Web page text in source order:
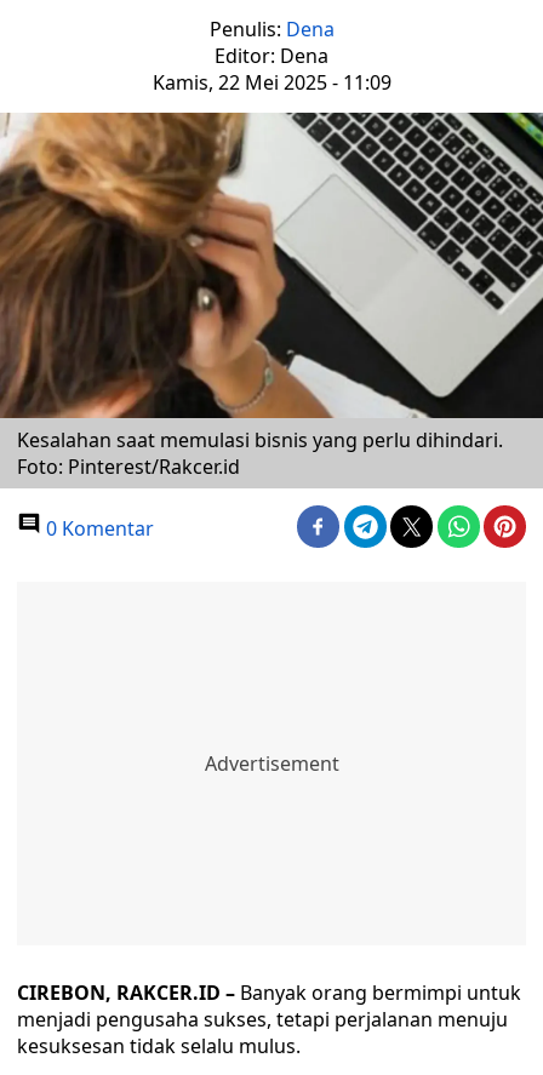
Penulis: Dena
Editor: Dena
Kamis, 22 Mei 2025 - 11:09
Kesalahan saat memulasi bisnis yang perlu dihindari.
Foto: Pinterest/Rakcer.id
0 Komentar
CIREBON, RAKCER.ID – Banyak orang bermimpi untuk
menjadi pengusaha sukses, tetapi perjalanan menuju
kesuksesan tidak selalu mulus.